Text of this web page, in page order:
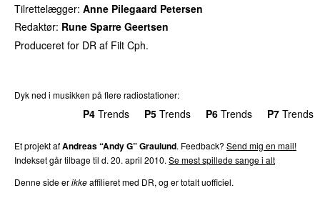
Tilrettelægger: Anne Pilegaard Petersen
Redaktør: Rune Sparre Geertsen
Produceret for DR af Filt Cph.
Dyk ned i musikken på flere radiostationer:
P4 Trends P5 Trends P6 Trends P7 Trends
Et projekt afAndreas “Andy G” Graulund. Feedback? Send mig en mail!
Indekset går tilbage til d. 20. april 2010. Se mest spillede sange i alt
Denne side erikkeaffilieret med DR, og er totalt uofficiel.